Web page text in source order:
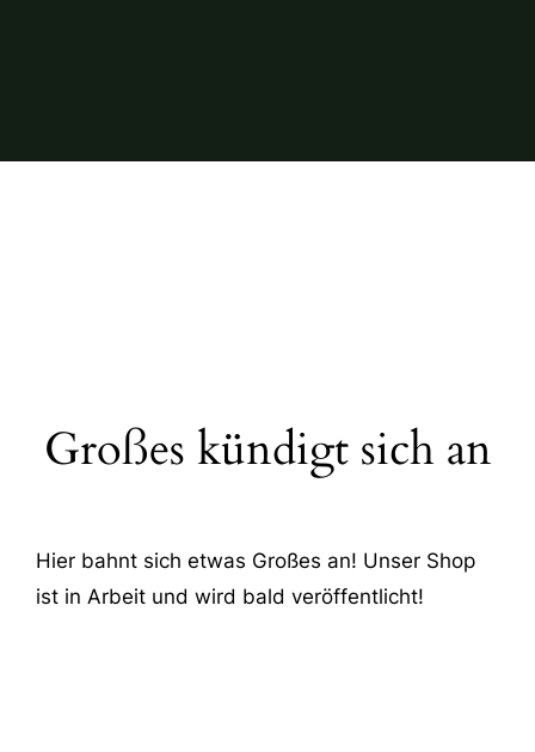
Großes kündigt sich an
Hier bahnt sich etwas Großes an! Unser Shop
ist in Arbeit und wird bald veröffentlicht!